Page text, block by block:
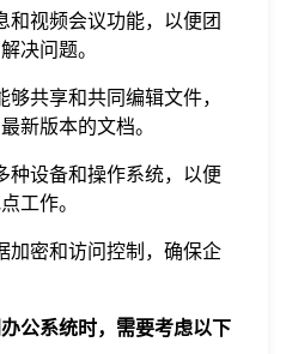
和视频会议功能，以便团
决问题。
够共享和共同编辑文件，
新版本的文档。
种设备和操作系统，以便
工作。
加密和访问控制，确保企
公系统时，需要考虑以下